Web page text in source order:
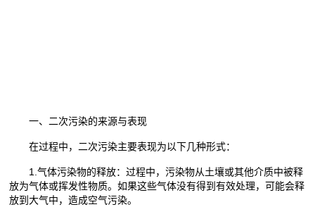
一、二次污染的来源与表现
在过程中，二次污染主要表现为以下几种形式：
1.气体污染物的释放：过程中，污染物从土壤或其他介质中被释
放为气体或挥发性物质。如果这些气体没有得到有效处理，可能会释
放到大气中，造成空气污染。